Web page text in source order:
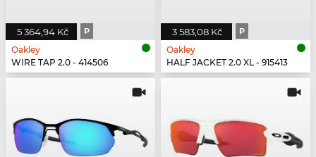
5 364,94 Kč P
Oakley
WIRE TAP 2.0 - 414506
3 583,08 Kč P
Oakley
HALF JACKET 2.0 XL - 915413